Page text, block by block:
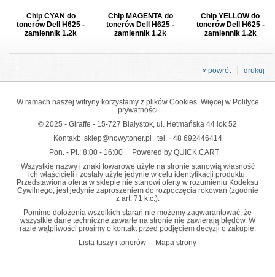
Chip CYAN do
tonerów Dell H625 -
zamiennik 1.2k
Chip MAGENTA do
tonerów Dell H625 -
zamiennik 1.2k
Chip YELLOW do
tonerów Dell H625 -
zamiennik 1.2k
drukuj
« powrót
W ramach naszej witryny korzystamy z plików Cookies. Więcej w Polityce
prywatności
© 2025 - Giraffe - 15-727 Białystok, ul. Hetmańska 44 lok 52
Kontakt: sklep@nowytoner.pl tel. +48 692446414
Pon. - Pt.: 8:00 - 16:00
Powered by QUICK.CART
Wszystkie nazwy i znaki towarowe użyte na stronie stanowią własność
ich właścicieli i zostały użyte jedynie w celu identyfikacji produktu.
Przedstawiona oferta w sklepie nie stanowi oferty w rozumieniu Kodeksu
Cywilnego, jest jedynie zaproszeniem do rozpoczęcia rokowań (zgodnie
z art. 71 k.c.).
Pomimo dołożenia wszelkich starań nie możemy zagwarantować, że
wszystkie dane techniczne zawarte na stronie nie zawierają błędów. W
razie wątpliwości prosimy o kontakt przed podjęciem decyzji o zakupie.
Lista tuszy i tonerów
Mapa strony